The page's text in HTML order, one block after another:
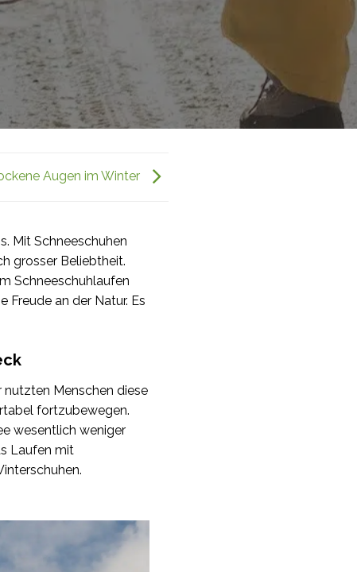
Mit Schneeschuhen
grosser Beliebtheit.
Schneeschuhlaufen
Freude an der Natur. Es
nutzten Menschen diese
fortzubewegen.
wesentlich weniger
Laufen mit
Augen im Winter